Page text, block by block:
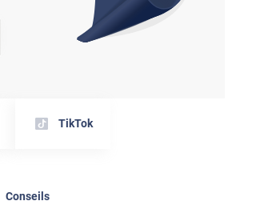
TikTok
Conseils